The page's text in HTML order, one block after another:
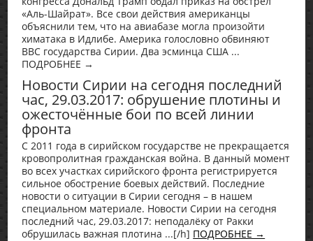
«Аль-Шайрат». Все свои действия американцы
объяснили тем, что на авиабазе могла произойти
химатака в Идлибе. Америка голословно обвиняют
ВВС государства Сирии. Два эсминца США ...
ПОДРОБНЕЕ →
Новости Сирии на сегодня последний
час, 29.03.2017: обрушение плотины и
ожесточённые бои по всей линии
фронта
С 2011 года в сирийском государстве не прекращается
кровопролитная гражданская война. В данный момент
во всех участках сирийского фронта регистрируется
сильное обострение боевых действий. Последние
новости о ситуации в Сирии сегодня – в нашем
специальном материале. Новости Сирии на сегодня
последний час, 29.03.2017: неподалёку от Ракки
обрушилась важная плотина ...[/h] ПОДРОБНЕЕ →